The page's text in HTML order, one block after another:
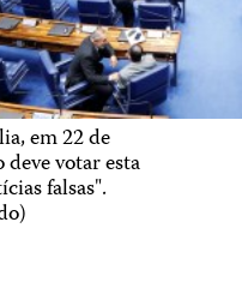
em 22 de
votar esta
falsas".